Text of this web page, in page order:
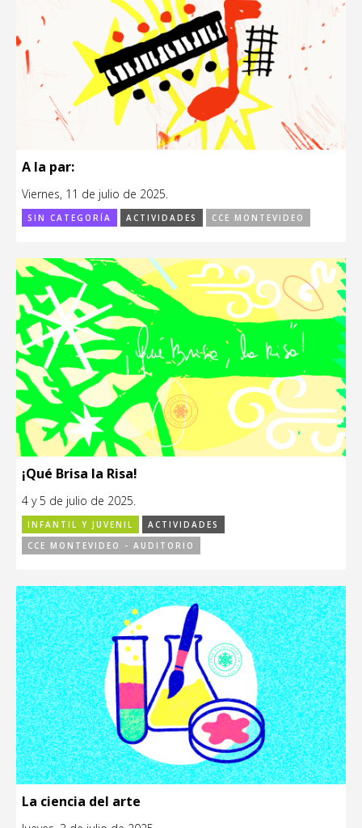
A la par:
Viernes, 11 de julio de 2025.
SIN CATEGORÍA ACTIVIDADES CCE MONTEVIDEO
¡Qué Brisa la Risa!
4 y 5 de julio de 2025.
INFANTIL Y JUVENIL
ACTIVIDADES
CCE MONTEVIDEO - AUDITORIO
La ciencia del arte